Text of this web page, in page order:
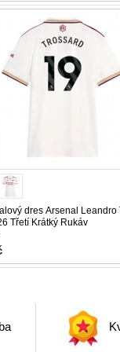
dres Arsenal Leandro
Třetí Krátký Rukáv